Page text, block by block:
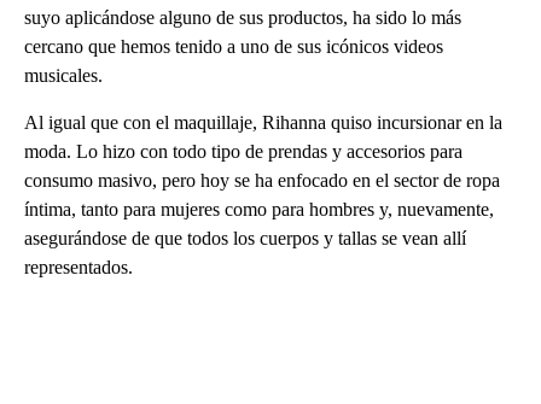
suyo aplicándose alguno de sus productos, ha sido lo más
cercano que hemos tenido a uno de sus icónicos videos
musicales.
Al igual que con el maquillaje, Rihanna quiso incursionar en la
moda. Lo hizo con todo tipo de prendas y accesorios para
consumo masivo, pero hoy se ha enfocado en el sector de ropa
íntima, tanto para mujeres como para hombres y, nuevamente,
asegurándose de que todos los cuerpos y tallas se vean allí
representados.